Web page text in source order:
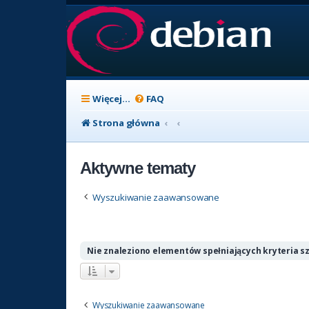
Więcej… FAQ
Strona główna
Aktywne tematy
Wyszukiwanie zaawansowane
Nie znaleziono elementów spełniających kryteria
Wyszukiwanie zaawansowane